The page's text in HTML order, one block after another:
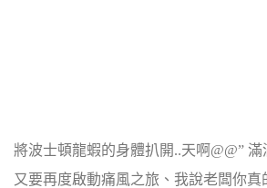
將波士頓龍蝦的身體扒開..天啊@@”
又要再度啟動痛風之旅、我說老闆你真